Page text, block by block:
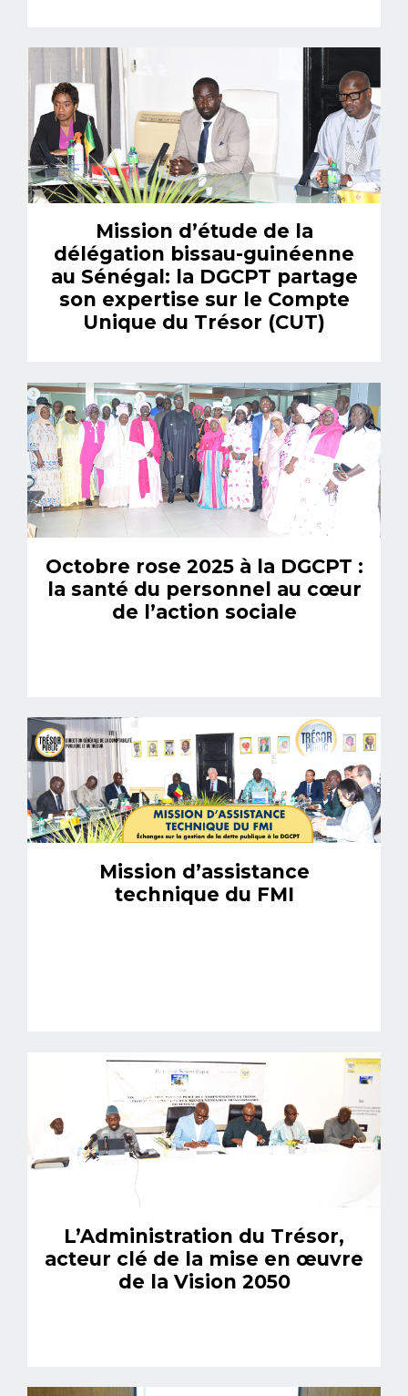
Mission d’étude de la
délégation bissau-guinéenne
au Sénégal: la DGCPT partage
son expertise sur le Compte
Unique du Trésor (CUT)
Octobre rose 2025 à la DGCPT :
la santé du personnel au cœur
de l’action sociale
Mission d’assistance
technique du FMI
L’Administration du Trésor,
acteur clé de la mise en œuvre
de la Vision 2050